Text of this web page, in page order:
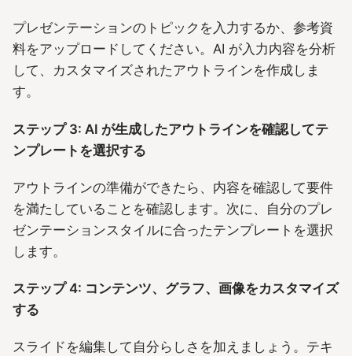
プレゼンテーションのトピックを入力するか、参考資
料をアップロードしてください。AI が入力内容を分析
して、カスタマイズされたアウトラインを作成しま
す。
ステップ 3: AI が生成したアウトラインを確認してテ
ンプレートを選択する
アウトラインの準備ができたら、内容を確認して要件
を満たしていることを確認します。次に、自分のプレ
ゼンテーションスタイルに合ったテンプレートを選択
します。
ステップ 4: コンテンツ、グラフ、画像をカスタマイズ
する
スライドを編集して自分らしさを加えましょう。テキ